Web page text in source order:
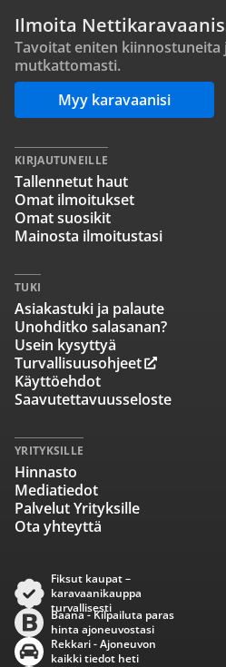
Ilmoita
Tavoitat eniten
mutkattomasti.
Myy karavaanisi
KIRJAUTUNEILLE
Tallennetut haut
Omat ilmoitukset
Omat suosikit
Mainosta ilmoitustasi
TUKI
Asiakastuki ja palaute
Unohditko salasanan?
Usein kysyttyä
Turvallisuusohjeet
Käyttöehdot
Saavutettavuusseloste
YRITYKSILLE
Hinnasto
Mediatiedot
Palvelut Yrityksille
Ota yhteyttä
Fiksut kaupat –
karavaanikauppa
turvallisesti
Baana - Kilpailuta paras
hinta ajoneuvostasi
Rekkari - Ajoneuvon
kaikki tiedot heti